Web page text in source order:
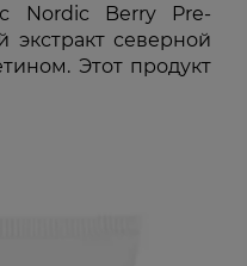
Nordic Berry Pre-
экстракт северной
Этот продукт